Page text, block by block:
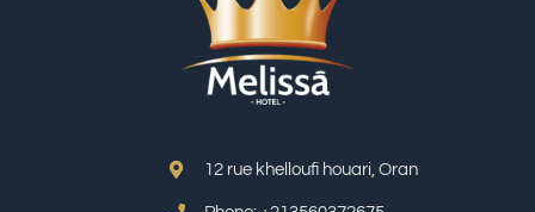
12 rue khelloufi houari, Oran